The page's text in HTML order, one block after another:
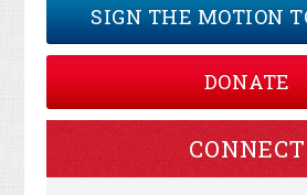
SIGN THE MOTION
DONATE
CONNECT